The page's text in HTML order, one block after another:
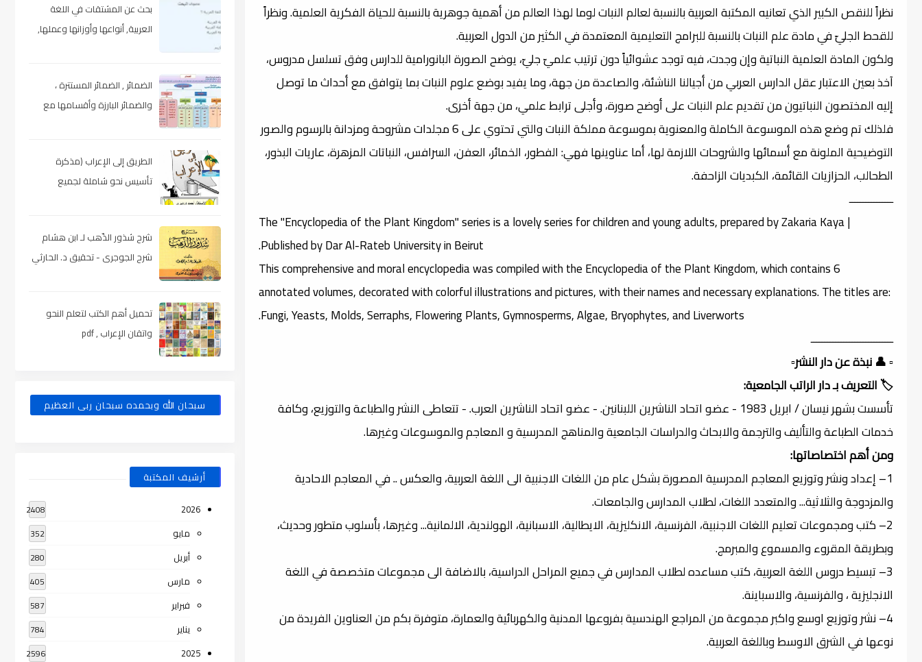
نظراً للنقص الكبير الذي تعانيه المكتبة العربية بالنسبة لعالم النبات لوما لهذا العالم من أهمية جوهرية بالنسبة للحياة الفكرية العلمية. ونظراً
للقحط الجليّ في مادة علم النبات بالنسبة للبرامج التعليمية المعتمدة في الكثير من الدول العربية.
ولكون المادة العلمية النباتية وإن وجدت، فيه توجد عشوائياً دون ترتيب علميّ جليّ، يوضح الصورة البانورامية للدارس وفق تسلسل مدروس،
آخذ بعين الاعتبار عقل الدارس العربي من أجيالنا الناشئة، والصاعدة من جهة، وما يفيد بوضع علوم النبات بما يتوافق مع أحداث ما توصل
إليه المختصون النباتيون من تقديم علم النبات على أوضح صورة، وأجلى ترابط علمي، من جهة أخرى.
فلذلك تم وضع هذه الموسوعة الكاملة والمعنوية بموسوعة مملكة النبات والتي تحتوي على 6 مجلدات مشروحة ومزدانة بالرسوم والصور
التوضيحية الملونة مع أسمائها والشروحات اللازمة لها، أما عناوينها فهي: الفطور، الخمائر، العفن، السرافس، النباتات المزهرة، عاريات البذور،
الطحالب، الحزازيات القائمة، الكبديات الزاحفة.
ــــــــــــــــ
The "Encyclopedia of the Plant Kingdom" series is a lovely series for children and young adults, prepared by Zakaria Kaya |
Published by Dar Al-Rateb University in Beirut.
This comprehensive and moral encyclopedia was compiled with the Encyclopedia of the Plant Kingdom, which contains 6
annotated volumes, decorated with colorful illustrations and pictures, with their names and necessary explanations. The titles are:
Fungi, Yeasts, Molds, Serraphs, Flowering Plants, Gymnosperms, Algae, Bryophytes, and Liverworts.
ــــــــــــــــــــــــــــــ
▫️ 👤 نبذة عن دار النشر▫️
🏷️ التعريف بـ دار الراتب الجامعية:
تأسست بشهر نيسان / ابريل 1983 - عضو اتحاد الناشرين اللبنانين. - عضو اتحاد الناشرين العرب. - تتعاطى النشر والطباعة والتوزيع، وكافة
خدمات الطباعة والتأليف والترجمة والابحاث والدراسات الجامعية والمناهج المدرسية و المعاجم والموسوعات وغيرها.
ومن أهم اختصاصاتها:
1– إعداد ونشر وتوزيع المعاجم المدرسية المصورة بشكل عام من اللغات الاجنبية الى اللغة العربية، والعكس .. في المعاجم الاحادية
والمزدوجة والثلاثية... والمتعدد اللغات، لطلاب المدارس والجامعات.
2– كتب ومجموعات تعليم اللغات الاجنبية، الفرنسية، الانكليزية، الايطالية، الاسبانية، الهولندية، الالمانية... وغيرها، بأسلوب متطور وحديث،
وبطريقة المقروء والمسموع والمبرمج.
3– تبسيط دروس اللغة العربية، كتب مساعده لطلاب المدارس في جميع المراحل الدراسية، بالاضافة الى مجموعات متخصصة في اللغة
الانجليزية ، والفرنسية، والاسباينة.
4– نشر وتوزيع اوسع واكبر مجموعة من المراجع الهندسية بفروعها المدنية والكهربائية والعمارة، متوفرة بكم من العناوين الفريدة من
نوعها في الشرق الاوسط وباللغة العربية.
بحث عن المشتقات في اللغة
العربية, أنواعها وأوزانها وعملها,
الضمائر , الضمائر المستترة ،
والضمائر البارزة وأقسامها مع
الطريق إلى الإعراب (مذكرة
تأسيس نحو شاملة لجميع
شرح شذور الذّهب لـ ابن هشام
شرح الجوجرى - تحقيق د. الحارثي
تحميل أهم الكتب لتعلم النحو
واتقان الإعراب , pdf
سبحان الله وبحمده سبحان ربى العظيم
أرشيف المكتبة
2026
2408
مايو 352
أبريل 280
مارس 405
فبراير 587
يناير 784
2025
2596